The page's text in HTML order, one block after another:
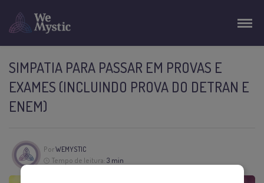
SIMPATIA PARA PASSAR EM PROVAS E
EXAMES (INCLUINDO PROVA DO DETRAN E
ENEM)
PorWEMYSTIC
Tempo de leitura: 3 min